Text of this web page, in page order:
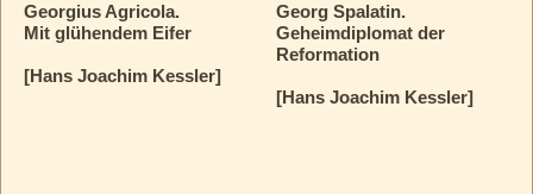
Georgius Agricola.
Mit glühendem Eifer
[Hans Joachim Kessler]
Georg Spalatin.
Geheimdiplomat der
Reformation
[Hans Joachim Kessler]